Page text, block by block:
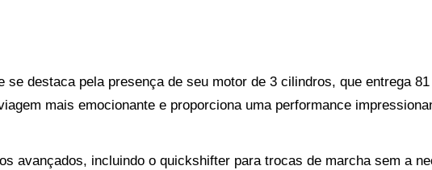
se destaca pela presença de seu motor de 3 cilindros, que entrega
mais emocionante e proporciona uma performance
avançados, incluindo o quickshifter para trocas de marcha sem a